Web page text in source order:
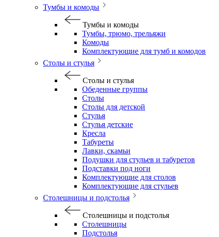
Тумбы и комоды
Тумбы и комоды
Тумбы, трюмо, трельяжи
Комоды
Комплектующие для тумб и комодов
Столы и стулья
Столы и стулья
Обеденные группы
Столы
Столы для детской
Стулья
Стулья детские
Кресла
Табуреты
Лавки, скамьи
Подушки для стульев и табуретов
Подставки под ноги
Комплектующие для столов
Комплектующие для стульев
Столешницы и подстолья
Столешницы и подстолья
Столешницы
Подстолья